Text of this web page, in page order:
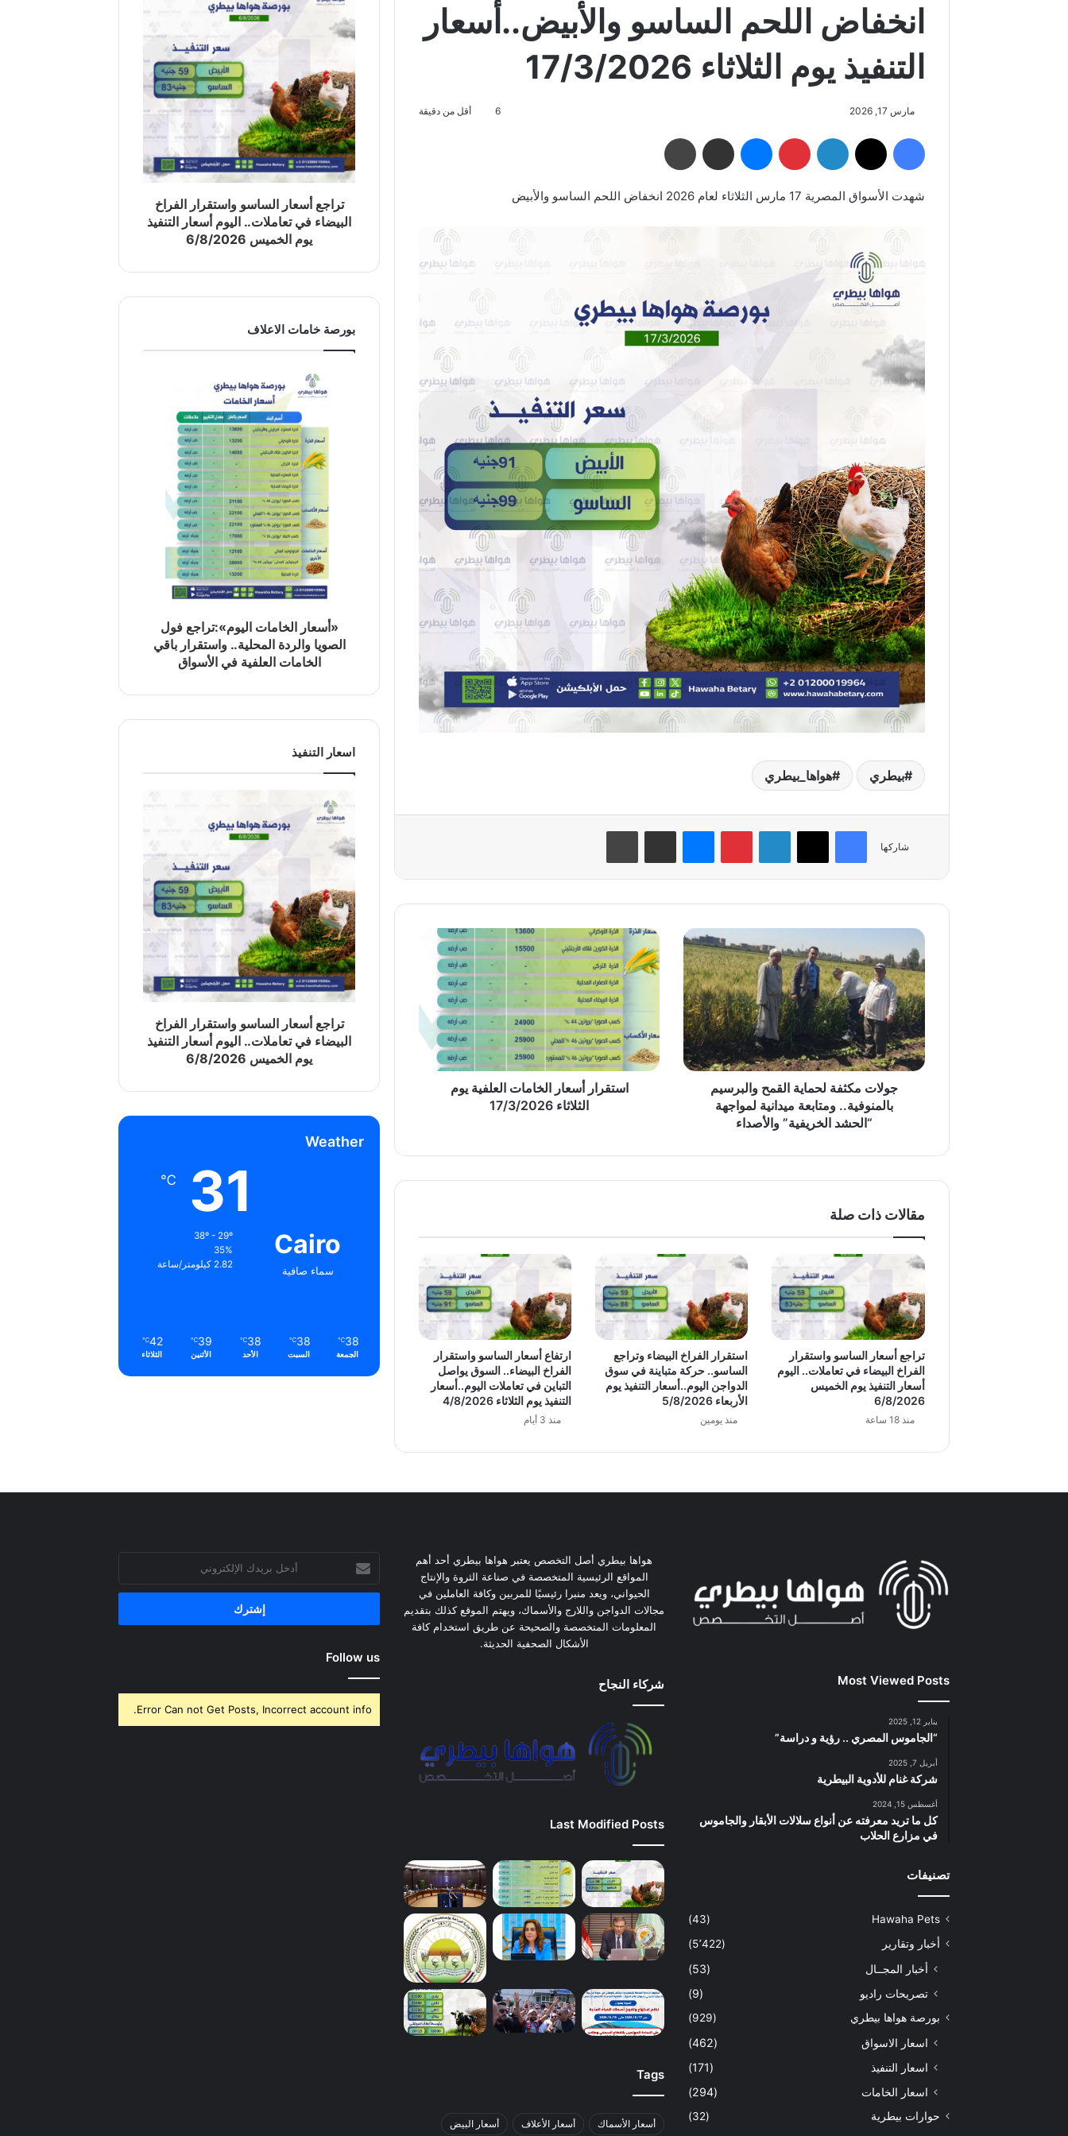
انخفاض اللحم الساسو والأبيض..أسعار
التنفيذ يوم الثلاثاء 17/3/2026
مارس 17, 2026 6 أقل من دقيقة
فيسبوك لينكدإن بينتيريست ماسنجر مشاركة عبر البريد
شهدت الأسواق المصرية 17 مارس الثلاثاء لعام 2026 انخفاض اللحم الساسو والأبيض
بيطري هواها_بيطري
شاركها
فيسبوك ‫X لينكدإن بينتيريستماسنجر مشاركة عبر البريد طباعة
جولات
مكثفة
لحماية
القمح
والبرسيم
بالمنوفية..
ومتابعة
ميدانية
لمواجهة
“الحشد
الخريفية”
جولات مكثفة لحماية القمح والبرسيم
بالمنوفية.. ومتابعة ميدانية لمواجهة
“الحشد الخريفية” والأصداء
استقرار
أسعار
الخامات
17/3/2026
استقرار أسعار الخامات العلفية يوم
الثلاثاء 17/3/2026
مقالات ذات صلة
تراجع أسعار الساسو واستقرار
الفراخ البيضاء في تعاملات.. اليوم
أسعار التنفيذ يوم الخميس
6/8/2026
منذ 18 ساعة
استقرار الفراخ البيضاء وتراجع
الساسو.. حركة متباينة في سوق
الدواجن اليوم..أسعار التنفيذ يوم
الأربعاء 5/8/2026
منذ يومين
ارتفاع أسعار الساسو واستقرار
الفراخ البيضاء.. السوق يواصل
التباين في تعاملات اليوم..أسعار
التنفيذ يوم الثلاثاء 4/8/2026
منذ 3 أيام
تراجع أسعار الساسو واستقرار الفراخ
البيضاء في تعاملات.. اليوم أسعار التنفيذ
يوم الخميس 6/8/2026
بورصة خامات الاعلاف
«أسعار الخامات اليوم»:تراجع فول
الصويا والردة المحلية.. واستقرار باقي
الخامات العلفية في الأسواق
اسعار التنفيذ
تراجع أسعار الساسو واستقرار الفراخ
البيضاء في تعاملات.. اليوم أسعار التنفيذ
يوم الخميس 6/8/2026
Weather
Cairo
سماء صافية
31
℃
35%
2.82 كيلومتر/ساعة
38
℃
الجمعة
38
℃
السبت
38
℃
الأحد
39
℃
الأثنين
42
℃
الثلاثاء
Most Viewed Posts
يناير 12, 2025
“الجاموس المصري .. رؤية و دراسة”
أبريل 7, 2025
شركة غنام للأدوية البيطرية
أغسطس 15, 2024
كل ما تريد معرفته عن أنواع سلالات الأبقار والجاموس
في مزارع الحلاب
تصنيفات
Hawaha Pets
(43)
أخبار وتقارير
(5٬422)
أخبار المجــال
(53)
تصريحات راديو
(9)
بورصة هواها بيطري (929)
اسعار الاسواق
(462)
اسعار التنفيذ
(171)
اسعار الخامات
(294)
حوارات بيطرية
(32)
هواها بيطري أصل التخصص يعتبر هواها بيطري أحد أهم
المواقع الرئيسية المتخصصة في صناعة الثروة والإنتاج
الحيواني، ويعد منبرا رئيسيًا للمربين وكافة العاملين في
مجالات الدواجن واللارج والأسماك، ويهتم الموقع كذلك بتقديم
المعلومات المتخصصة والصحيحة عن طريق استخدام كافة
الأشكال الصحفية الحديثة.
شركاء النجاح
Last Modified Posts
Tags
أسعار الأسماك أسعار الأعلاف أسعار البيض
بريدك
الإلكتروني
Follow us
Error Can not Get Posts, Incorrect account info.